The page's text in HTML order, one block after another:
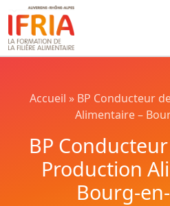
Accueil » BP Conducteur
Alimentaire –
BP
Production
Bourg-